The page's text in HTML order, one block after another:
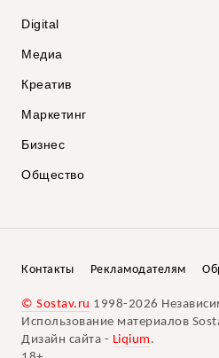
Digital
Медиа
Креатив
Маркетинг
Бизнес
Общество
Контакты Рекламодателям
© Sostav.ru 1998-2026
Использование материалов
Дизайн сайта - Liqium .